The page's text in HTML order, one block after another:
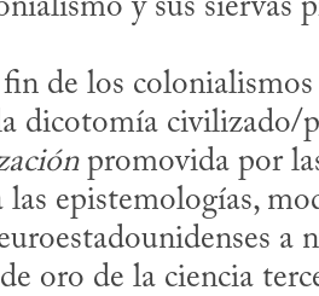
y sus siervas
dicotomía
promovida por
epistemologías,
a
oro de la ciencia